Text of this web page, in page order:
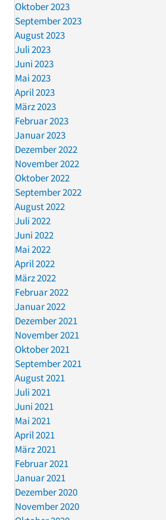
Oktober 2023
September 2023
August 2023
Juli 2023
Juni 2023
Mai 2023
April 2023
März 2023
Februar 2023
Januar 2023
Dezember 2022
November 2022
Oktober 2022
September 2022
August 2022
Juli 2022
Juni 2022
Mai 2022
April 2022
März 2022
Februar 2022
Januar 2022
Dezember 2021
November 2021
Oktober 2021
September 2021
August 2021
Juli 2021
Juni 2021
Mai 2021
April 2021
März 2021
Februar 2021
Januar 2021
Dezember 2020
November 2020